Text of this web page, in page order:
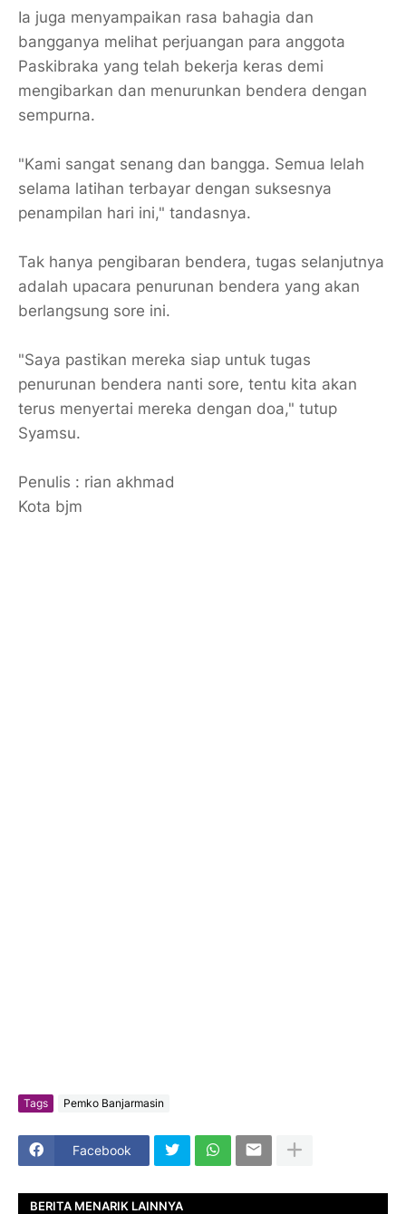
Ia juga menyampaikan rasa bahagia dan
bangganya melihat perjuangan para anggota
Paskibraka yang telah bekerja keras demi
mengibarkan dan menurunkan bendera dengan
sempurna.
"Kami sangat senang dan bangga. Semua lelah
selama latihan terbayar dengan suksesnya
penampilan hari ini," tandasnya.
Tak hanya pengibaran bendera, tugas selanjutnya
adalah upacara penurunan bendera yang akan
berlangsung sore ini.
"Saya pastikan mereka siap untuk tugas
penurunan bendera nanti sore, tentu kita akan
terus menyertai mereka dengan doa," tutup
Syamsu.
Penulis : rian akhmad
Kota bjm
Tags Pemko Banjarmasin
Facebook
BERITA MENARIK LAINNYA